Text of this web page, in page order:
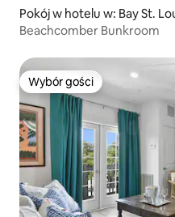
Pokój w hotelu w: Bay St.
Beachcomber Bunkroom
Wybór gości
Wybór gości